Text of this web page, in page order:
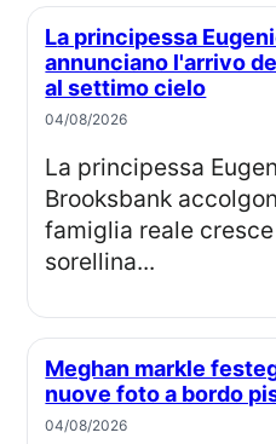
La principessa Eugenie e Jack Brooksbank
annunciano l'arrivo
al settimo cielo
04/08/2026
La principessa Eugenia e Jack
Brooksbank
famiglia reale
sorellina...
Meghan markle festeggia 45 anni con
nuove foto a bordo
04/08/2026